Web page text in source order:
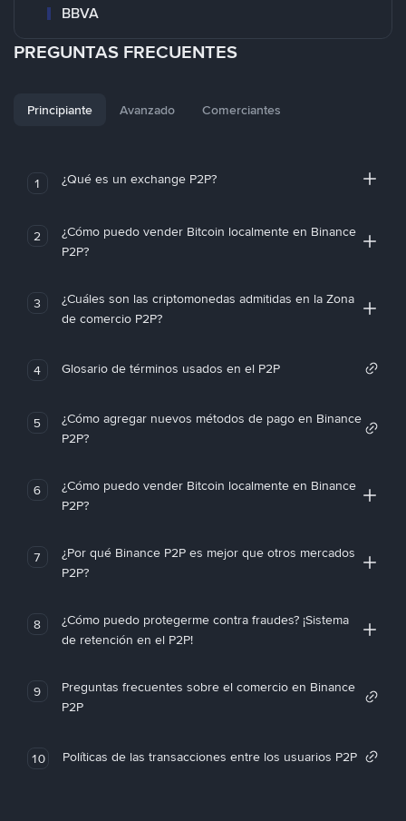
BBVA
PREGUNTAS FRECUENTES
Principiante Avanzado Comerciantes
1 ¿Qué es un exchange P2P?
2
¿Cómo puedo vender Bitcoin localmente en Binance
P2P?
3
¿Cuáles son las criptomonedas admitidas en la Zona
de comercio P2P?
4 Glosario de términos usados en el P2P
5
¿Cómo agregar nuevos métodos de pago en Binance
P2P?
6
¿Cómo puedo vender Bitcoin localmente en Binance
P2P?
7
¿Por qué Binance P2P es mejor que otros mercados
P2P?
8
¿Cómo puedo protegerme contra fraudes? ¡Sistema
de retención en el P2P!
9
Preguntas frecuentes sobre el comercio en Binance
P2P
10 Políticas de las transacciones entre los usuarios P2P